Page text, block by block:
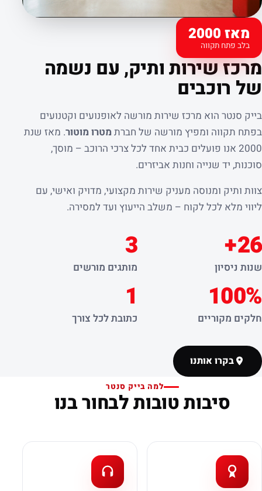
מאז 2000
בלב פתח תקווה
קצת עלינו
מרכז שירות ותיק, עם נשמה
של רוכבים
בייק סנטר הוא מרכז שירות מורשה לאופנועים וקטנועים
בפתח תקווה ומפיץ מורשה של חברת מטרו מוטור. מאז שנת
2000 אנו פועלים כבית אחד לכל צרכי הרוכב – מוסך,
סוכנות, יד שנייה וחנות אביזרים.
צוות ותיק ומנוסה מעניק שירות מקצועי, מדויק ואישי, עם
ליווי מלא לכל לקוח – משלב הייעוץ ועד למסירה.
26+
שנות ניסיון
3
מותגים מורשים
100%
חלקים מקוריים
1
כתובת לכל צורך
בקרו אותנו
למה בייק סנטר
סיבות טובות לבחור בנו